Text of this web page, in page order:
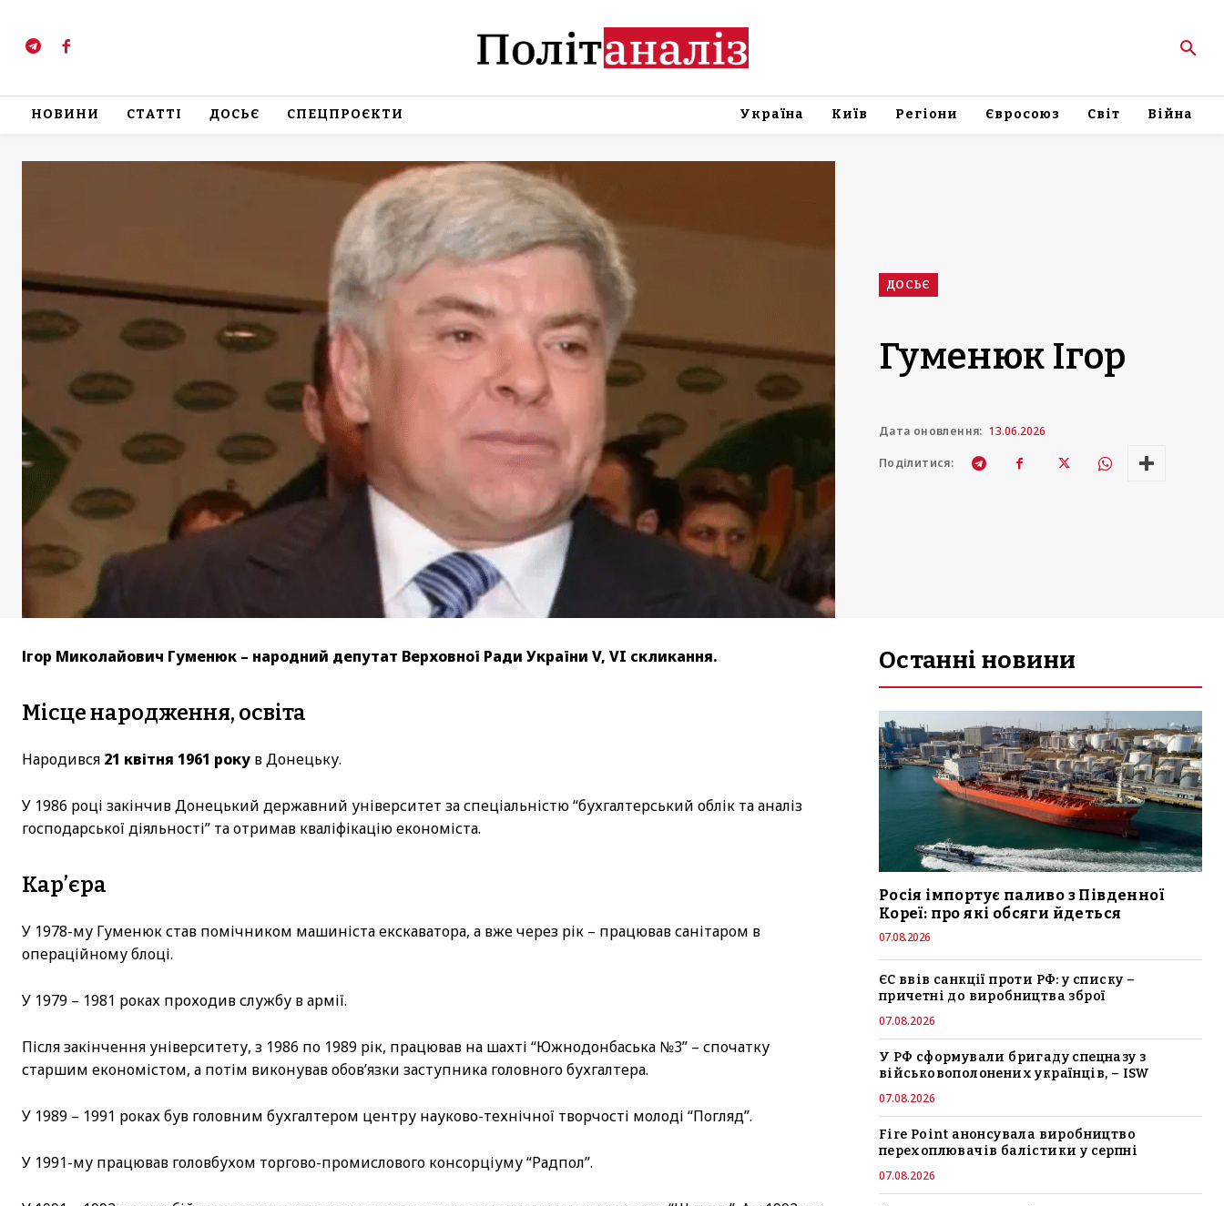
НОВИНИ СТАТТІ ДОСЬЄ СПЕЦПРОЄКТИ Україна Київ Регіони Євросоюз Світ Війна
ДОСЬЄ
Гуменюк Ігор
Дата оновлення: 13.06.2026
Поділитися:
Ігор Миколайович Гуменюк – народний депутат Верховної Ради України V, VI скликання.
Місце народження, освіта
Народився 21 квітня 1961 року в Донецьку.
У 1986 році закінчив Донецький державний університет за спеціальністю “бухгалтерський облік та аналіз
господарської діяльності” та отримав кваліфікацію економіста.
Кар’єра
У 1978-му Гуменюк став помічником машиніста екскаватора, а вже через рік – працював санітаром в
операційному блоці.
У 1979 – 1981 роках проходив службу в армії.
Після закінчення університету, з 1986 по 1989 рік, працював на шахті “Южнодонбаська №3” – спочатку
старшим економістом, а потім виконував обов’язки заступника головного бухгалтера.
У 1989 – 1991 роках був головним бухгалтером центру науково-технічної творчості молоді “Погляд”.
У 1991-му працював головбухом торгово-промислового консорціуму “Радпол”.
Останні новини
Росія імпортує паливо з Південної
Кореї: про які обсяги йдеться
07.08.2026
ЄС ввів санкції проти РФ: у списку –
причетні до виробництва зброї
07.08.2026
У РФ сформували бригаду спецназу з
військовополонених українців, – ISW
07.08.2026
Fire Point анонсувала виробництво
перехоплювачів балістики у серпні
07.08.2026